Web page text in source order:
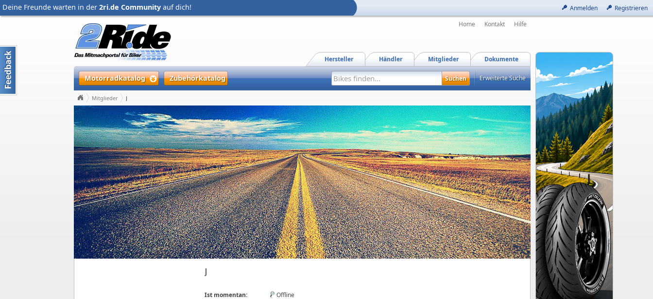
Anmelden Registrieren
Deine Freunde warten in der 2ri.de Community auf dich!
Home Kontakt Hilfe
Dokumente
Mitglieder
Händler
Hersteller
Motorradkatalog Zubehörkatalog Erweiterte Suche
Mitglieder J
J
Ist momentan:
Offline